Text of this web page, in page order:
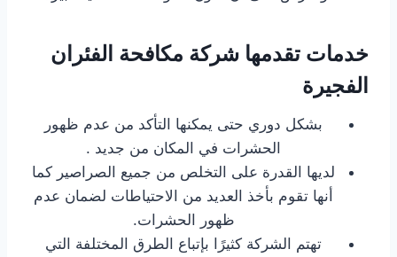
خدمات تقدمها شركة مكافحة الفئران
الفجيرة
بشكل دوري حتى يمكنها التأكد من عدم ظهور
الحشرات في المكان من جديد .
لديها القدرة على التخلص من جميع الصراصير كما
أنها تقوم بأخذ العديد من الاحتياطات لضمان عدم
ظهور الحشرات.
تهتم الشركة كثيرًا بإتباع الطرق المختلفة التي